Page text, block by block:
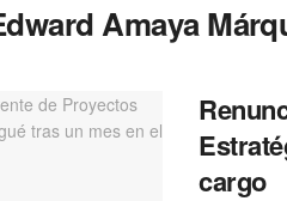
Amaya
cargo